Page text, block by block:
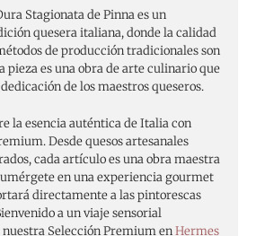
Stagionata de Pinna es un
quesera italiana, donde la calidad
de producción tradicionales son
pieza es una obra de arte culinario que
de los maestros queseros.
la esencia auténtica de Italia con
Desde quesos artesanales
cada artículo es una obra maestra
en una experiencia gourmet
directamente a las pintorescas
a un viaje sensorial
Selección Premium enHermes